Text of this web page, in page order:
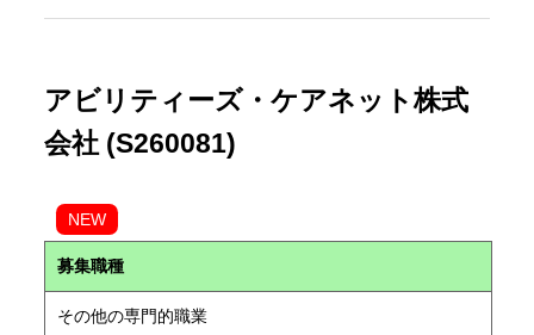
アビリティーズ・ケアネット株式
会社 (S260081)
NEW
募集職種
その他の専門的職業